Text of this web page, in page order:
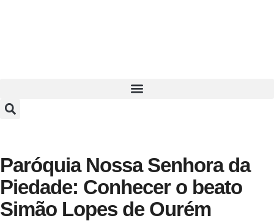
Paróquia Nossa Senhora da
Piedade: Conhecer o beato
Simão Lopes de Ourém